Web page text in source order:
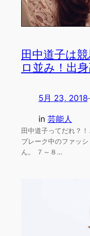
田中道子は
ロ並み！出
5月 23, 2018
in 芸能人
田中道子ってだれ？
ブレーク中のファッ
ん。 ７～８…